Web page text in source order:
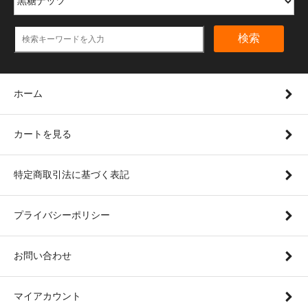
検索
ホーム
カートを見る
特定商取引法に基づく表記
プライバシーポリシー
お問い合わせ
マイアカウント